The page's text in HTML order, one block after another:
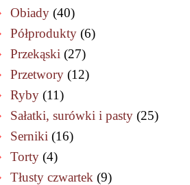
Obiady (40)
Półprodukty (6)
Przekąski (27)
Przetwory (12)
Ryby (11)
Sałatki, surówki i pasty (25)
Serniki (16)
Torty (4)
Tłusty czwartek (9)